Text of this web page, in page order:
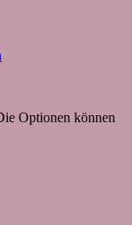
Optionen können